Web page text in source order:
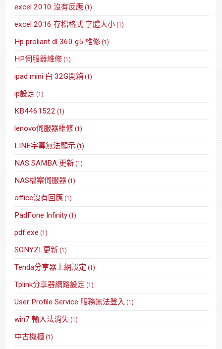
excel 2010 沒有反應 (1)
excel 2016 存檔格式 字體大小 (1)
Hp proliant dl 360 g5 維修 (1)
HP伺服器維修 (1)
ipad mini 白 32G開箱 (1)
ip設定 (1)
KB4461522 (1)
lenovo伺服器維修 (1)
LINE字幕無法顯示 (1)
NAS SAMBA 更新 (1)
NAS檔案伺服器 (1)
office沒有回應 (1)
PadFone Infinity (1)
pdf.exe (1)
SONYZL更新 (1)
Tenda分享器上網設定 (1)
Tplink分享器網路設定 (1)
User Profile Service 服務無法登入 (1)
win7 輸入法消失 (1)
中古機櫃 (1)